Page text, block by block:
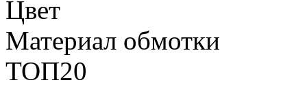
Цвет
Материал обмотки
ТОП20